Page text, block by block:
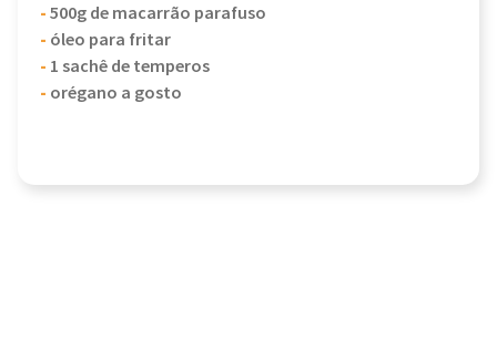
-500g de macarrão parafuso
- óleo para fritar
- 1 sachê de temperos
- orégano a gosto